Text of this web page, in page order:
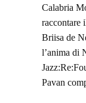
Calabria
raccontare
Briisa de
l’anima di
Pavan